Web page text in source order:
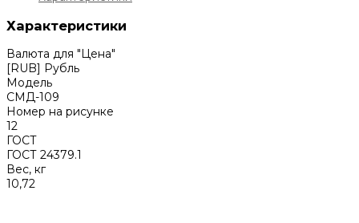
Характеристики
Валюта для "Цена"
[RUB] Рубль
Модель
СМД-109
Номер на рисунке
12
ГОСТ
ГОСТ 24379.1
Вес, кг
10,72